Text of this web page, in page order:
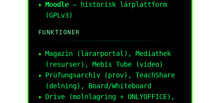
Moodle – historisk lärplattform
(GPLv3)
FUNKTIONER
Magazin (lärarportal), Mediathek
(resurser), Mebis Tube (video)
Prüfungsarchiv (prov), TeachShare
(delning), Board/Whiteboard
Drive (molnlagring + ONLYOFFICE),